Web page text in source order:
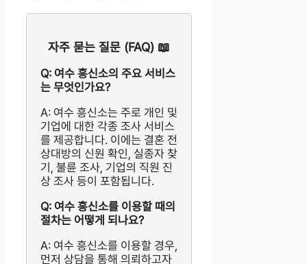
자주 묻는 질문 (FAQ) 📖
Q: 여수 흥신소의 주요 서비스
는 무엇인가요?
A: 여수 흥신소는 주로 개인 및
기업에 대한 각종 조사 서비스
를 제공합니다. 이에는 결혼 전
상대방의 신원 확인, 실종자 찾
기, 불륜 조사, 기업의 직원 진
상 조사 등이 포함됩니다.
Q: 여수 흥신소를 이용할 때의
절차는 어떻게 되나요?
A: 여수 흥신소를 이용할 경우,
먼저 상담을 통해 의뢰하고자